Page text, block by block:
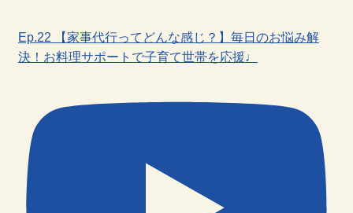
Ep.22 【家事代行ってどんな感じ？】毎日のお悩み解
決！お料理サポートで子育て世帯を応援♩